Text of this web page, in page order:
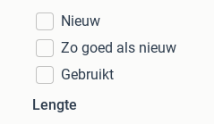
Nieuw
Zo goed als nieuw
Gebruikt
Lengte